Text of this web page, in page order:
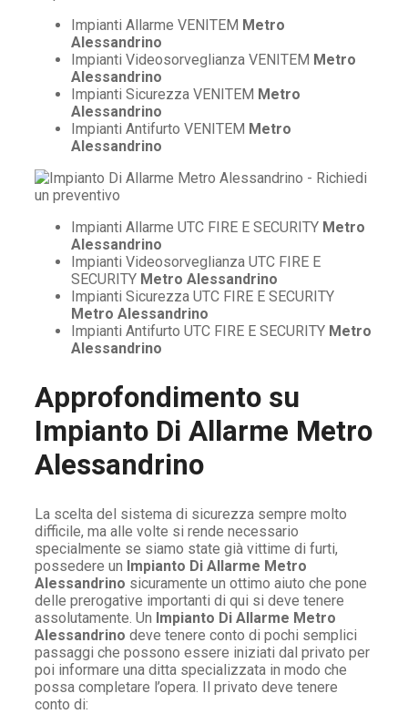
Impianti Allarme VENITEM Metro
Alessandrino
Impianti Videosorveglianza VENITEM Metro
Alessandrino
Impianti Sicurezza VENITEM Metro
Alessandrino
Impianti Antifurto VENITEM Metro
Alessandrino
Impianti Allarme UTC FIRE E SECURITY Metro
Alessandrino
Impianti Videosorveglianza UTC FIRE E
SECURITY Metro Alessandrino
Impianti Sicurezza UTC FIRE E SECURITY
Metro Alessandrino
Impianti Antifurto UTC FIRE E SECURITY Metro
Alessandrino
Approfondimento su
Impianto Di Allarme Metro
Alessandrino
La scelta del sistema di sicurezza sempre molto
difficile, ma alle volte si rende necessario
specialmente se siamo state già vittime di furti,
possedere un Impianto Di Allarme Metro
Alessandrino sicuramente un ottimo aiuto che pone
delle prerogative importanti di qui si deve tenere
assolutamente. Un Impianto Di Allarme Metro
Alessandrino deve tenere conto di pochi semplici
passaggi che possono essere iniziati dal privato per
poi informare una ditta specializzata in modo che
possa completare l’opera. Il privato deve tenere
conto di: